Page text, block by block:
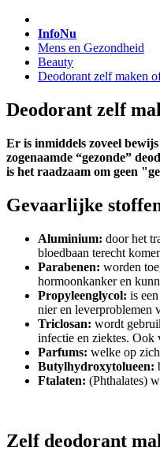
InfoNu
Mens en Gezondheid
Beauty
Deodorant zelf maken
Deodorant zelf
Er is inmiddels zoveel
zogenaamde “gezonde”
is het raadzaam om geen
Gevaarlijke
Aluminium: door het
bloedbaan terecht
Parabenen: worden
hormoonkanker en
Propyleenglycol: is
nier en leverproblemen
Triclosan: wordt
infectie en ziektes. Ook
Parfums: welke op
Butylhydroxytolueen:
Ftalaten: (Phthalates)
Zelf deodorant